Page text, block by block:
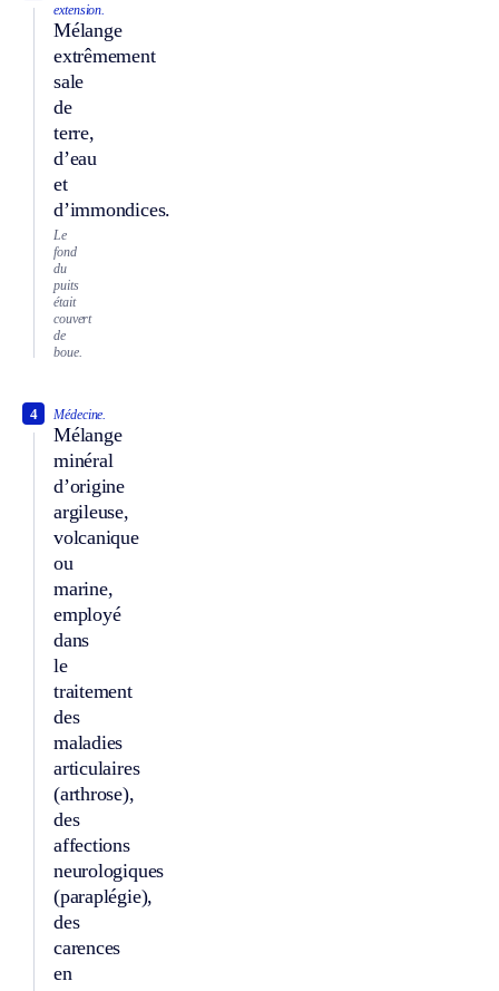
extension.
Mélange
extrêmement
sale
de
terre,
d’eau
et
d’immondices.
Le
fond
du
puits
était
couvert
de
boue.
Médecine.
Mélange
minéral
d’origine
argileuse,
volcanique
ou
marine,
employé
dans
le
traitement
des
maladies
articulaires
(arthrose),
des
affections
neurologiques
(paraplégie),
des
carences
en
4